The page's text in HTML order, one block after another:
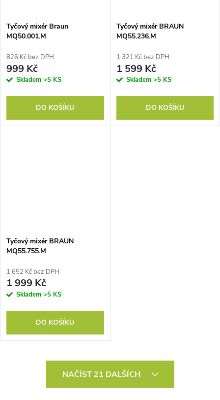
Tyčový mixér Braun
MQ50.001.M
826 Kč bez DPH
999 Kč
Skladem >5 KS
DO KOŠÍKU
Tyčový mixér BRAUN
MQ55.236.M
1 321 Kč bez DPH
1 599 Kč
Skladem >5 KS
DO KOŠÍKU
Tyčový mixér BRAUN
MQ55.755.M
1 652 Kč bez DPH
1 999 Kč
Skladem >5 KS
DO KOŠÍKU
NAČÍST 21 DALŠÍCH